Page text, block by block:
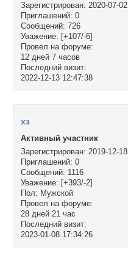
Зарегистрирован: 2020-07-02
Приглашений: 0
Сообщений: 726
Уважение: [+107/-6]
Провел на форуме:
12 дней 7 часов
Последний визит:
2022-12-13 12:47:38
хз
Активный участник
Зарегистрирован: 2019-12-18
Приглашений: 0
Сообщений: 1116
Уважение: [+393/-2]
Пол: Мужской
Провел на форуме:
28 дней 21 час
Последний визит:
2023-01-08 17:34:26